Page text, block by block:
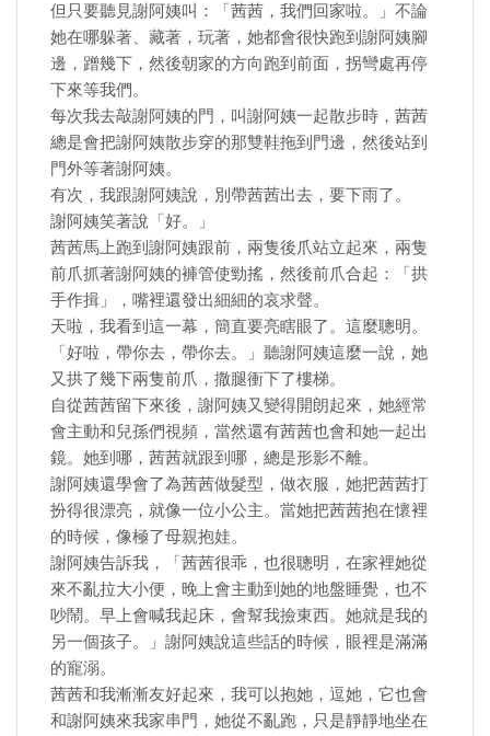
但只要聽見謝阿姨叫：「茜茜，我們回家啦。」不論
她在哪躲著、藏著，玩著，她都會很快跑到謝阿姨腳
邊，蹭幾下，然後朝家的方向跑到前面，拐彎處再停
下來等我們。
每次我去敲謝阿姨的門，叫謝阿姨一起散步時，茜茜
總是會把謝阿姨散步穿的那雙鞋拖到門邊，然後站到
門外等著謝阿姨。
有次，我跟謝阿姨說，別帶茜茜出去，要下雨了。
謝阿姨笑著說「好。」
茜茜馬上跑到謝阿姨跟前，兩隻後爪站立起來，兩隻
前爪抓著謝阿姨的褲管使勁搖，然後前爪合起：「拱
手作揖」，嘴裡還發出細細的哀求聲。
天啦，我看到這一幕，簡直要亮瞎眼了。這麼聰明。
「好啦，帶你去，帶你去。」聽謝阿姨這麼一說，她
又拱了幾下兩隻前爪，撒腿衝下了樓梯。
自從茜茜留下來後，謝阿姨又變得開朗起來，她經常
會主動和兒孫們視頻，當然還有茜茜也會和她一起出
鏡。她到哪，茜茜就跟到哪，總是形影不離。
謝阿姨還學會了為茜茜做髮型，做衣服，她把茜茜打
扮得很漂亮，就像一位小公主。當她把茜茜抱在懷裡
的時候，像極了母親抱娃。
謝阿姨告訴我，「茜茜很乖，也很聰明，在家裡她從
來不亂拉大小便，晚上會主動到她的地盤睡覺，也不
吵鬧。早上會喊我起床，會幫我撿東西。她就是我的
另一個孩子。」謝阿姨說這些話的時候，眼裡是滿滿
的寵溺。
茜茜和我漸漸友好起來，我可以抱她，逗她，它也會
和謝阿姨來我家串門，她從不亂跑，只是靜靜地坐在